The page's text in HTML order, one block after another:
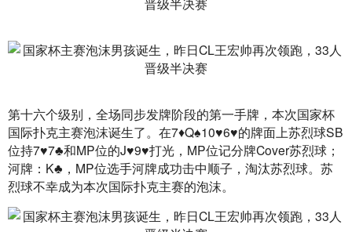
第十六个级别，全场同步发牌阶段的第一手牌，本次国家杯
国际扑克主赛泡沫诞生了。在7♦Q♠10♥6♥的牌面上苏烈球SB
位持7♥7♣和MP位的J♥9♥打光，MP位记分牌Cover苏烈球；
河牌：K♣，MP位选手河牌成功击中顺子，淘汰苏烈球。苏
烈球不幸成为本次国际扑克主赛的泡沫。